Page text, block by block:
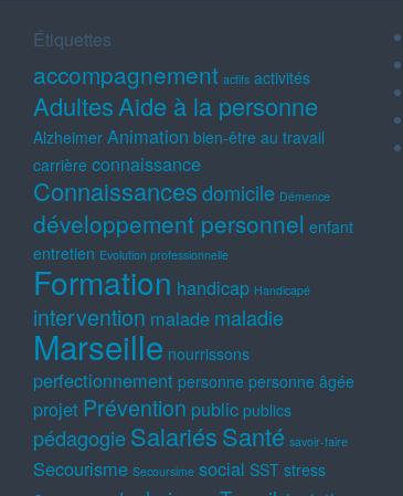
Étiquettes
accompagnement actifs activités
AdultesAide à la personne
Alzheimer Animation bien-être au travail
carrière connaissance
Connaissancesdomicile Démence
développement personnel enfant
entretien Evolution professionnelle
Formation handicap Handicapé
intervention malade maladie
Marseille nourrissons
perfectionnement personne personne âgée
projet Prévention public publics
pédagogieSalariésSanté savoir-faire
Secourisme Secoursime social SST stress